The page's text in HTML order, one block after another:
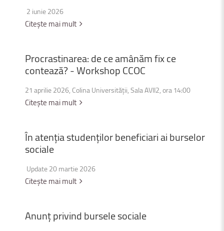
2 iunie 2026
Citește mai mult
Procrastinarea:deceamânămfixce
contează?-WorkshopCCOC
21 aprilie 2026, Colina Universității, Sala AVII2, ora 14:00
Citește mai mult
Înatențiastudențilorbeneficiariaiburselor
sociale
Update 20 martie 2026
Citește mai mult
Anunțprivindburselesociale